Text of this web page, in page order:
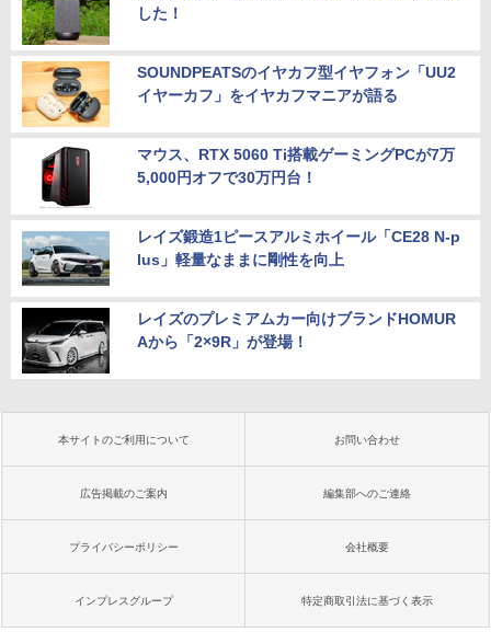
した！
SOUNDPEATSのイヤカフ型イヤフォン「UU2
イヤーカフ」をイヤカフマニアが語る
マウス、RTX 5060 Ti搭載ゲーミングPCが7万
5,000円オフで30万円台！
レイズ鍛造1ピースアルミホイール「CE28 N-p
lus」軽量なままに剛性を向上
レイズのプレミアムカー向けブランドHOMUR
Aから「2×9R」が登場！
本サイトのご利用について お問い合わせ
広告掲載のご案内 編集部へのご連絡
プライバシーポリシー 会社概要
インプレスグループ 特定商取引法に基づく表示